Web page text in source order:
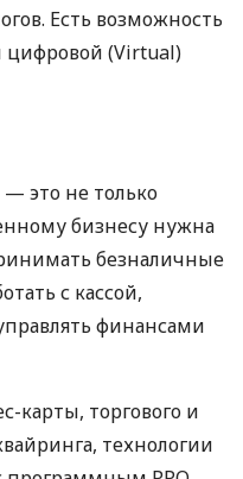
Есть возможность
цифровой (Virtual)
это не только
бизнесу нужна
безналичные
с кассой,
финансами
карты, торгового и
технологии